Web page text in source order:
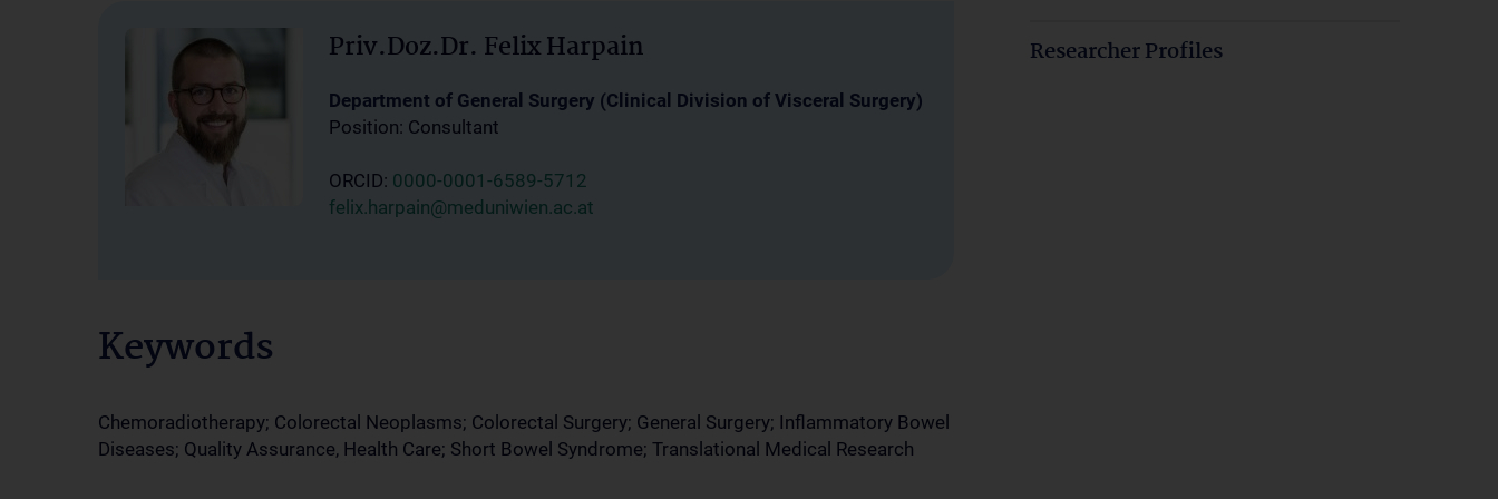
Priv.Doz.Dr. Felix Harpain
Department of General Surgery (Clinical Division of Visceral Surgery)
Position: Consultant
ORCID: 0000-0001-6589-5712
felix.harpain@meduniwien.ac.at
Keywords
Chemoradiotherapy; Colorectal Neoplasms; Colorectal Surgery; General Surgery; Inflammatory Bowel
Diseases; Quality Assurance, Health Care; Short Bowel Syndrome; Translational Medical Research
Researcher Profiles